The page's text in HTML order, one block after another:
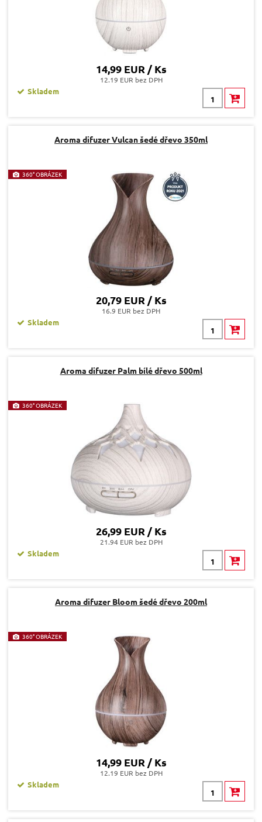
14,99 EUR / Ks
12.19 EUR bez DPH
Skladem
Aroma difuzer Vulcan šedé dřevo 350ml
360° OBRÁZEK
20,79 EUR / Ks
16.9 EUR bez DPH
Skladem
Aroma difuzer Palm bílé dřevo 500ml
360° OBRÁZEK
26,99 EUR / Ks
21.94 EUR bez DPH
Skladem
Aroma difuzer Bloom šedé dřevo 200ml
360° OBRÁZEK
14,99 EUR / Ks
12.19 EUR bez DPH
Skladem